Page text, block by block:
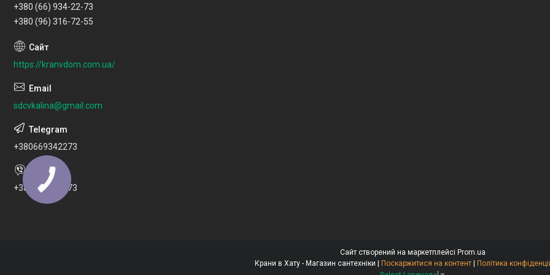
+380 (66) 934-22-73
+380 (96) 316-72-55
https://kranvdom.com.ua/
sdcvkalina@gmail.com
+380669342273
+380669342273
Сайт створений на маркетплейсі Prom.ua
Поскаржитися на контент
Політика